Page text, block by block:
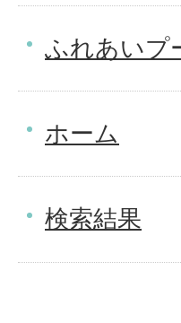
ふれあいプ
ホーム
検索結果